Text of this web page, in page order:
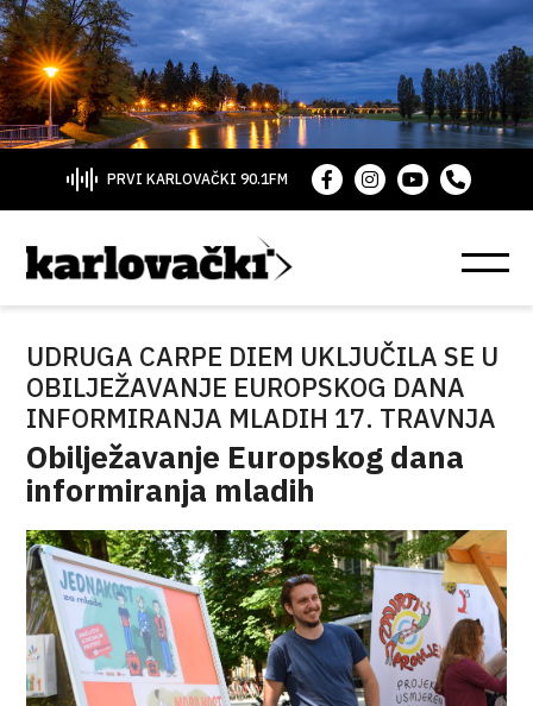
PRVI KARLOVAČKI 90.1FM
UDRUGA CARPE DIEM UKLJUČILA SE U
OBILJEŽAVANJE EUROPSKOG DANA
INFORMIRANJA MLADIH 17. TRAVNJA
Obilježavanje Europskog dana
informiranja mladih